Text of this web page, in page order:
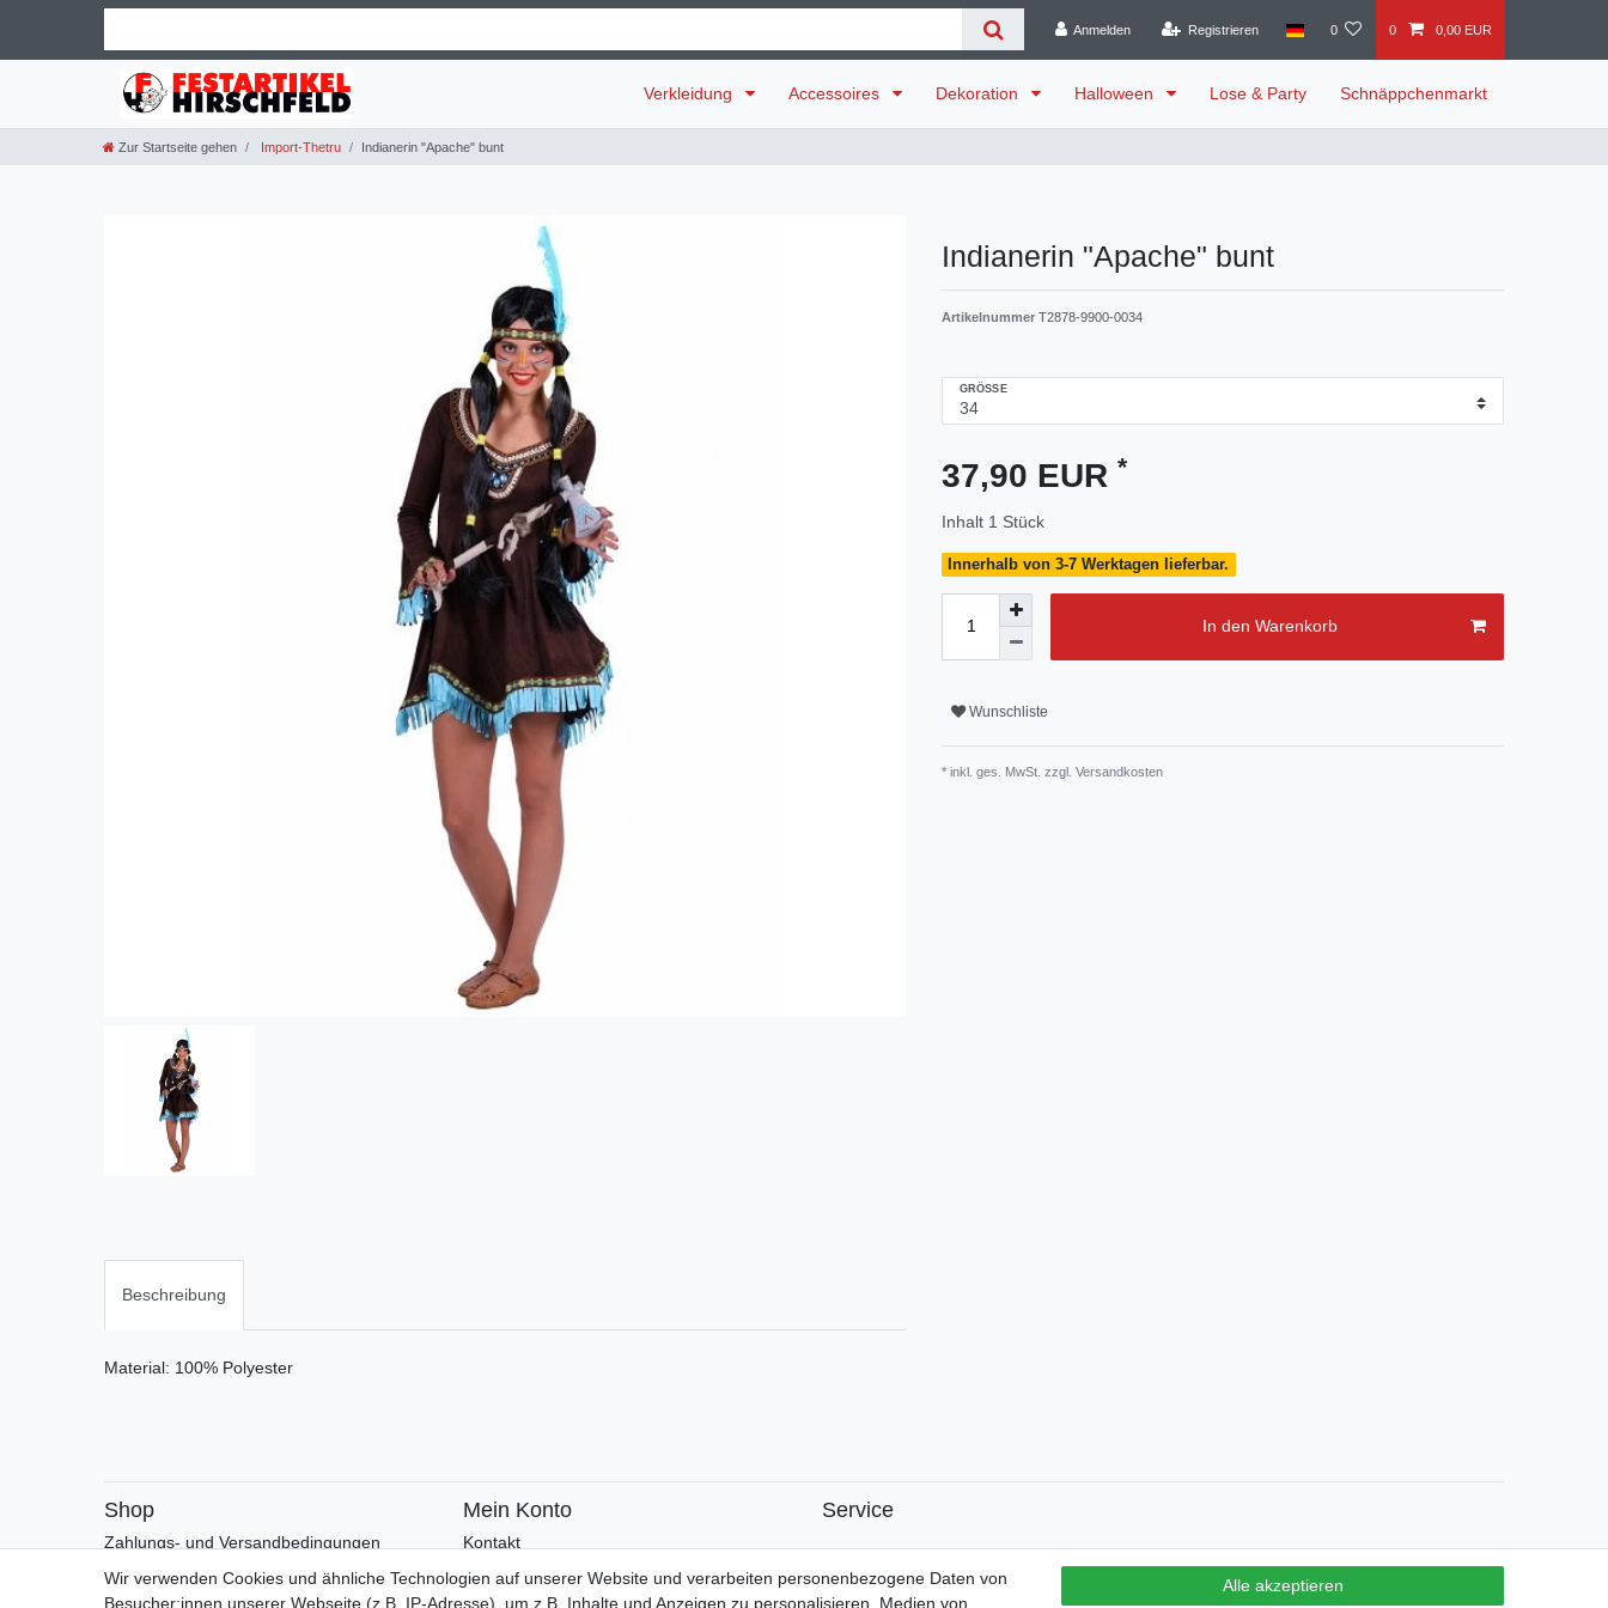
Anmelden Registrieren 0 0 0,00 EUR
Verkleidung Accessoires Dekoration Halloween Lose & Party Schnäppchenmarkt
Zur Startseite gehen Import-Thetru Indianerin "Apache" bunt
Indianerin "Apache" bunt
Artikelnummer T2878-9900-0034
GRÖSSE
37,90 EUR *
Inhalt 1 Stück
Innerhalb von 3-7 Werktagen lieferbar.
In den Warenkorb
Wunschliste
* inkl. ges. MwSt. zzgl. Versandkosten
Beschreibung
Material: 100% Polyester
Shop
Zahlungs- und Versandbedingungen
Warenkorb
Kasse
Mein Konto
Kontakt
Facebook
Service
Wir verwenden Cookies und ähnliche Technologien auf unserer Website und verarbeiten personenbezogene Daten von
Besucher:innen unserer Webseite (z.B. IP-Adresse), um z.B. Inhalte und Anzeigen zu personalisieren, Medien von
Alle akzeptieren